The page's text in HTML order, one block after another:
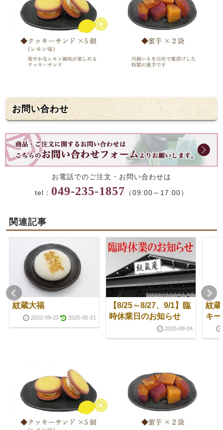
お問い合わせ
お電話でのご注文・お問い合わせは
tel： 049-235-1857 （09:00～17:00）
関連記事
紋蔵大福
2022-09-23 2025-05-21
【8/25～8/27、9/1】臨
時休業日のお知らせ
2025-08-04
紋
キー